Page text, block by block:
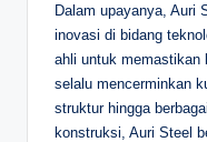
Dalam upayanya, Auri
inovasi di bidang
ahli untuk memastikan
selalu mencerminkan
struktur hingga
konstruksi, Auri Steel